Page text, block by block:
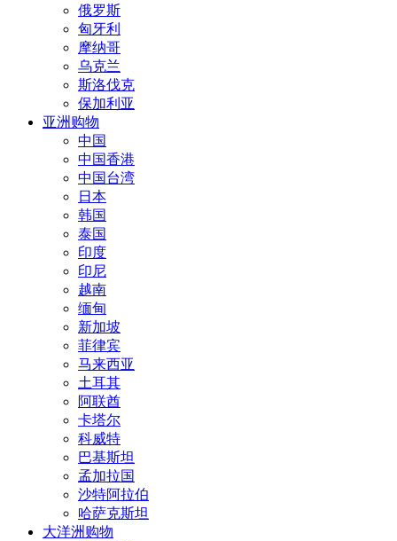
俄罗斯
匈牙利
摩纳哥
乌克兰
斯洛伐克
保加利亚
亚洲购物
中国
中国香港
中国台湾
日本
韩国
泰国
印度
印尼
越南
缅甸
新加坡
菲律宾
马来西亚
土耳其
阿联酋
卡塔尔
科威特
巴基斯坦
孟加拉国
沙特阿拉伯
哈萨克斯坦
大洋洲购物